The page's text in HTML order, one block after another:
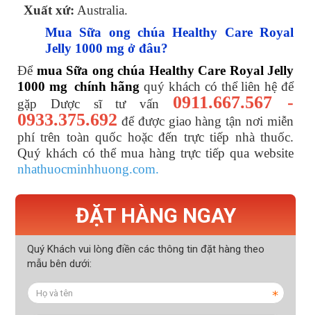
Xuất xứ: Australia.
Mua Sữa ong chúa Healthy Care Royal
Jelly 1000 mg ở đâu?
Để mua Sữa ong chúa Healthy Care Royal Jelly
1000 mg chính hãng quý khách có thể liên hệ để
gặp Dược sĩ tư vấn 0911.667.567 -
0933.375.692 để được giao hàng tận nơi miễn
phí trên toàn quốc hoặc đến trực tiếp nhà thuốc.
Quý khách có thể mua hàng trực tiếp qua website
nhathuocminhhuong.com.
ĐẶT HÀNG NGAY
Quý Khách vui lòng điền các thông tin đặt hàng theo
mẫu bên dưới: